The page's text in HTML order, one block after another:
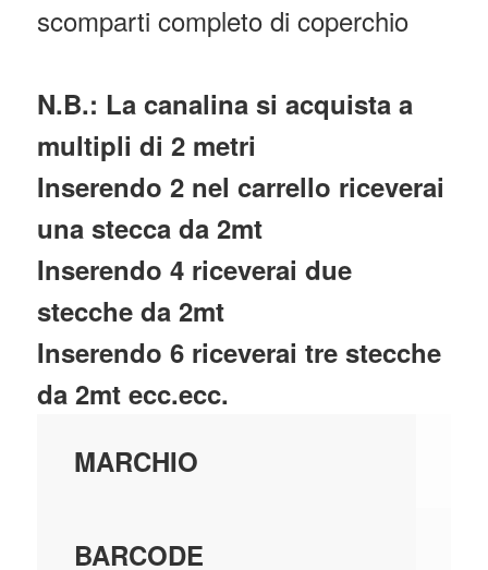
scomparti completo di coperchio
N.B.: La canalina si acquista a
multipli di 2 metri
Inserendo 2 nel carrello riceverai
una stecca da 2mt
Inserendo 4 riceverai due
stecche da 2mt
Inserendo 6 riceverai tre stecche
da 2mt ecc.ecc.
MARCHIO
BARCODE